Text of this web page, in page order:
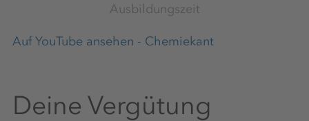
Ausbildungszeit
Auf YouTube ansehen - Chemiekant
Deine Vergütung